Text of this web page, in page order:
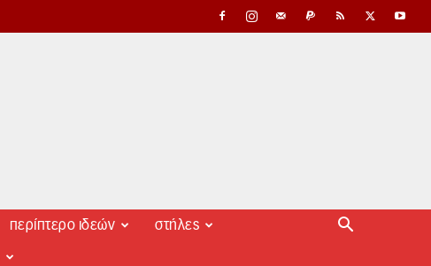
περίπτερο ιδεών στήλες